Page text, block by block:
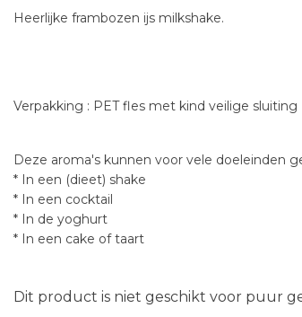
Heerlijke frambozen ijs milkshake.
Verpakking : PET fles met kind veilige sluiting
Deze aroma's kunnen voor vele doeleinden
* In een (dieet) shake
* In een cocktail
* In de yoghurt
* In een cake of taart
Dit product is niet geschikt voor puur